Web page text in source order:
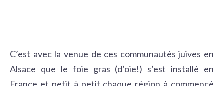
C’est avec la venue de ces communautés juives en
Alsace que le foie gras (d’oie!) s’est installé en